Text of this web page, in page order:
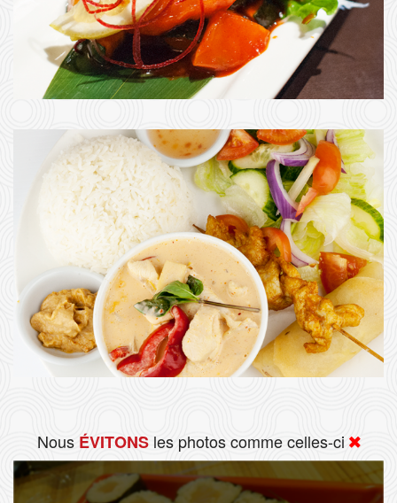
Nous ÉVITONSles photos comme celles-ci